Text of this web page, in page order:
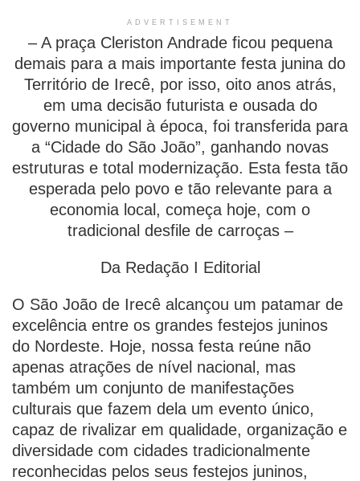
ADVERTISEMENT
– A praça Cleriston Andrade ficou pequena
demais para a mais importante festa junina do
Território de Irecê, por isso, oito anos atrás,
em uma decisão futurista e ousada do
governo municipal à época, foi transferida para
a “Cidade do São João”, ganhando novas
estruturas e total modernização. Esta festa tão
esperada pelo povo e tão relevante para a
economia local, começa hoje, com o
tradicional desfile de carroças –
Da Redação I Editorial
O São João de Irecê alcançou um patamar de
excelência entre os grandes festejos juninos
do Nordeste. Hoje, nossa festa reúne não
apenas atrações de nível nacional, mas
também um conjunto de manifestações
culturais que fazem dela um evento único,
capaz de rivalizar em qualidade, organização e
diversidade com cidades tradicionalmente
reconhecidas pelos seus festejos juninos,